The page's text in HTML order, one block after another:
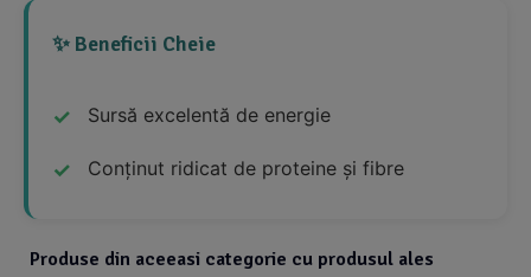
✨ Beneficii Cheie
Sursă excelentă de energie
Conținut ridicat de proteine și fibre
Produse din aceeasi categorie cu produsul ales